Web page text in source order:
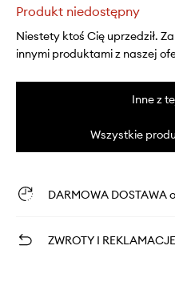
Produkt niedostępny
Niestety ktoś Cię uprzedził.
innymi produktami z naszej
Inne z
Wszystkie
DARMOWA DOSTAWA
ZWROTY I REKLAMACJE